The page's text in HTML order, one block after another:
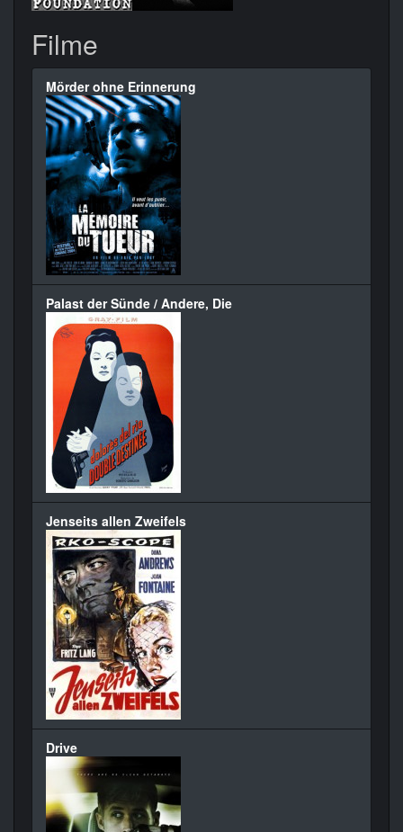
Filme
Mörder ohne Erinnerung
Palast der Sünde / Andere, Die
Jenseits allen Zweifels
Drive